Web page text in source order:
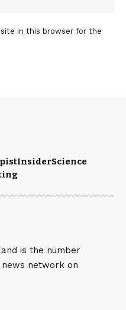
in this browser for the
InsiderScience
is the number
news network on